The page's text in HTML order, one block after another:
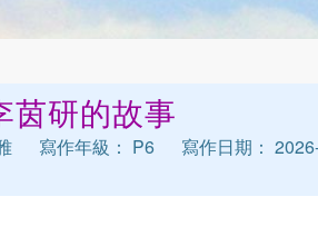
茵研的故事
寫作年級： P6 寫作日期：